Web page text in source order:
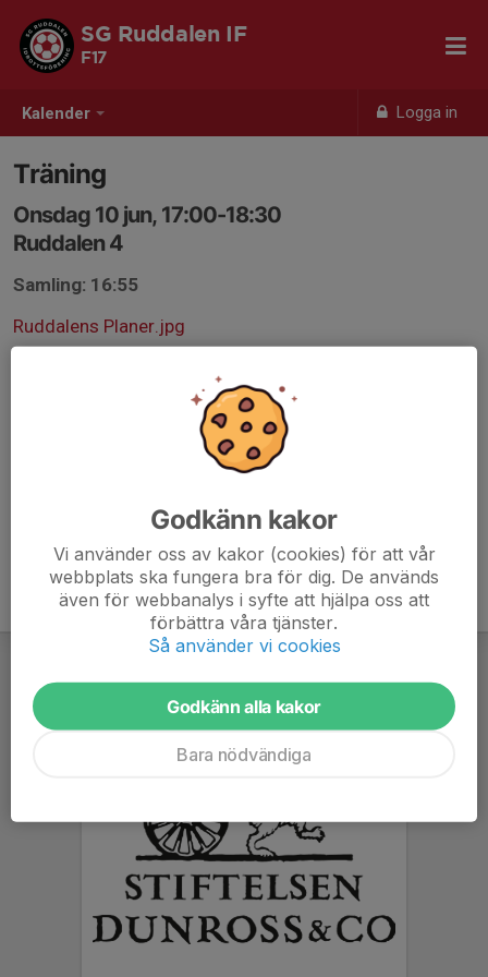
Kalender Logga in
SG Ruddalen IF
F17
Träning
Onsdag 10 jun, 17:00-18:30
Ruddalen 4
Samling: 16:55
Ruddalens Planer.jpg
Godkänn kakor
Vi använder oss av kakor (cookies) för att vår
webbplats ska fungera bra för dig. De används
även för webbanalys i syfte att hjälpa oss att
förbättra våra tjänster.
Så använder vi cookies
Godkänn alla kakor
Bara nödvändiga